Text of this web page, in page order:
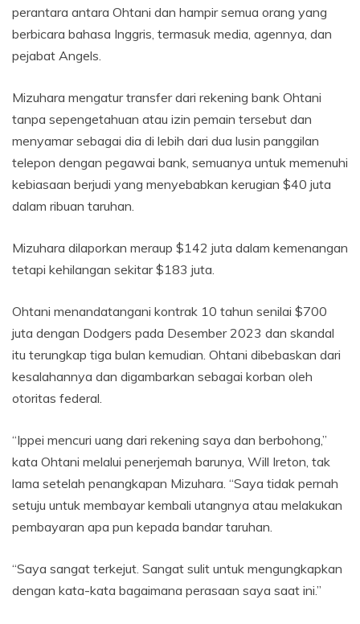
perantara antara Ohtani dan hampir semua orang yang
berbicara bahasa Inggris, termasuk media, agennya, dan
pejabat Angels.
Mizuhara mengatur transfer dari rekening bank Ohtani
tanpa sepengetahuan atau izin pemain tersebut dan
menyamar sebagai dia di lebih dari dua lusin panggilan
telepon dengan pegawai bank, semuanya untuk memenuhi
kebiasaan berjudi yang menyebabkan kerugian $40 juta
dalam ribuan taruhan.
Mizuhara dilaporkan meraup $142 juta dalam kemenangan
tetapi kehilangan sekitar $183 juta.
Ohtani menandatangani kontrak 10 tahun senilai $700
juta dengan Dodgers pada Desember 2023 dan skandal
itu terungkap tiga bulan kemudian. Ohtani dibebaskan dari
kesalahannya dan digambarkan sebagai korban oleh
otoritas federal.
“Ippei mencuri uang dari rekening saya dan berbohong,”
kata Ohtani melalui penerjemah barunya, Will Ireton, tak
lama setelah penangkapan Mizuhara. “Saya tidak pernah
setuju untuk membayar kembali utangnya atau melakukan
pembayaran apa pun kepada bandar taruhan.
“Saya sangat terkejut. Sangat sulit untuk mengungkapkan
dengan kata-kata bagaimana perasaan saya saat ini.”